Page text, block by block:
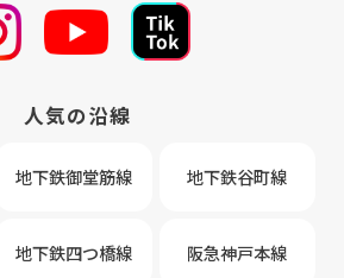
人気の沿線
地下鉄御堂筋線 地下鉄谷町線
地下鉄四つ橋線 阪急神戸本線